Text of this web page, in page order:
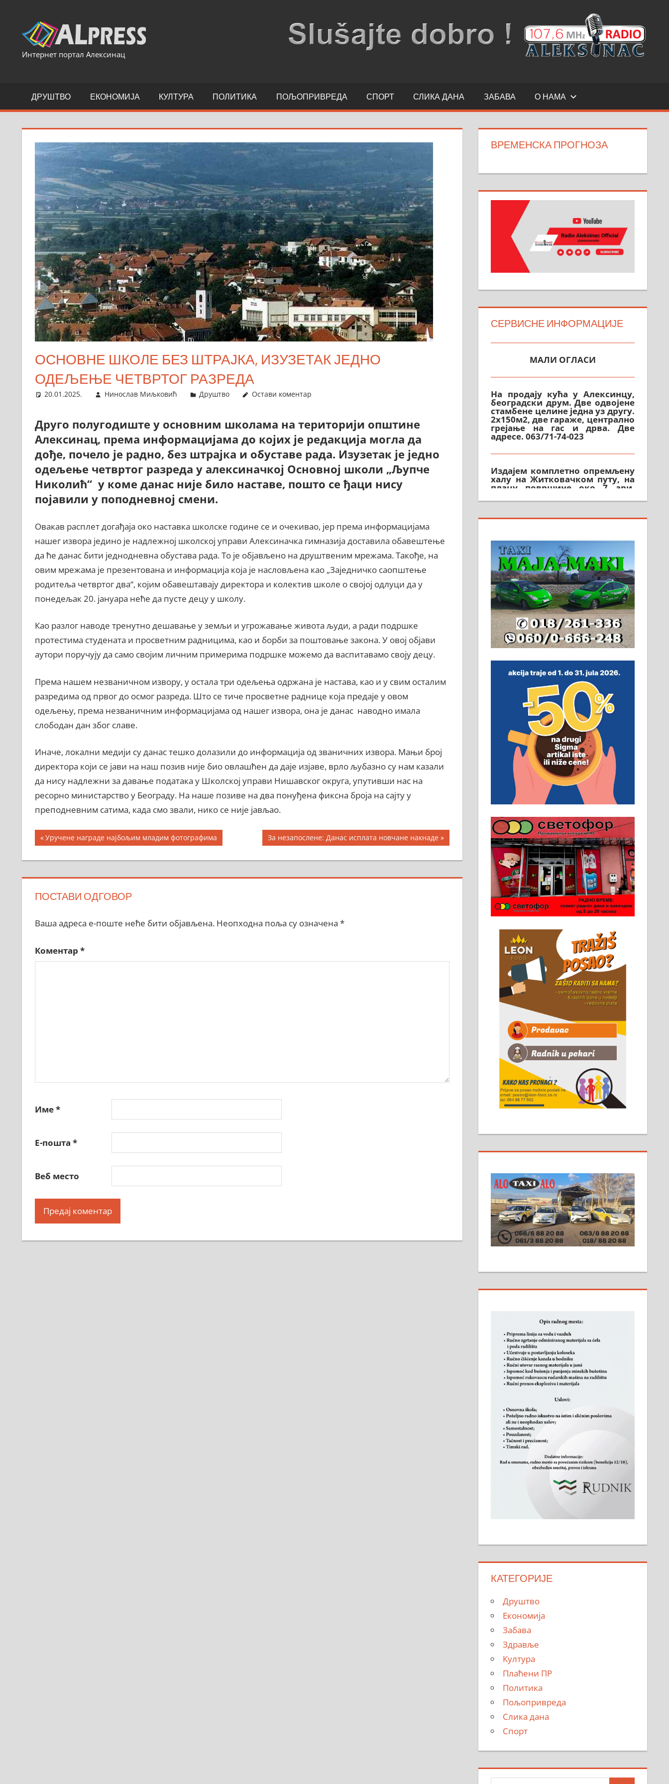
content
Интернет портал Алексинац
ДРУШТВО ЕКОНОМИЈА КУЛТУРА ПОЛИТИКА ПОЉОПРИВРЕДА СПОРТ СЛИКА ДАНА ЗАБАВА О НАМА
ОСНОВНЕ ШКОЛЕ БЕЗ ШТРАЈКА, ИЗУЗЕТАК ЈЕДНО
ОДЕЉЕЊЕ ЧЕТВРТОГ РАЗРЕДА
20.01.2025. Нинослав Миљковић Друштво Остави коментар
Друго полугодиште у основним школама на територији општине
Алексинац, према информацијама до којих је редакција могла да
дође, почело је радно, без штрајка и обуставе рада. Изузетак је једно
одељење четвртог разреда у алексиначкој Основној школи „Љупче
Николић“ у коме данас није било наставе, пошто се ђаци нису
појавили у поподневној смени.
Овакав расплет догађаја око наставка школске године се и очекивао, јер према информацијама
нашег извора једино је надлежној школској управи Алексиначка гимназија доставила обавештење
да ће данас бити једнодневна обустава рада. То је објављено на друштвеним мрежама. Такође, на
овим мрежама је презентована и информација која је насловљена као „Заједничко саопштење
родитеља четвртог два“, којим обавештавају директора и колектив школе о својој одлуци да у
понедељак 20. јануара неће да пусте децу у школу.
Као разлог наводе тренутно дешавање у земљи и угрожавање живота људи, а ради подршке
протестима студената и просветним радницима, као и борби за поштовање закона. У овој објави
аутори поручују да само својим личним примерима подршке можемо да васпитавамо своју децу.
Према нашем незваничном извору, у остала три одељења одржана је настава, као и у свим осталим
разредима од првог до осмог разреда. Што се тиче просветне раднице која предаје у овом
одељењу, према незваничним информацијама од нашег извора, она је данас наводно имала
слободан дан због славе.
Иначе, локални медији су данас тешко долазили до информација од званичних извора. Мањи број
директора који се јави на наш позив није био овлашћен да даје изјаве, врло љубазно су нам казали
да нису надлежни за давање података у Школској управи Нишавског округа, упутивши нас на
ресорно министарство у Београду. На наше позиве на два понуђена фиксна броја на сајту у
преподневним сатима, када смо звали, нико се није јављао.
Кретање
чланка
Previous
Post:
Уручене награде најбољим младим фотографима
Next
Post:
За незапослене: Данас исплата новчане накнаде
ПОСТАВИ ОДГОВОР
Ваша адреса е-поште неће бити објављена. Неопходна поља су означена *
Коментар *
Име*
Е-пошта *
Веб место
ВРЕМЕНСКА ПРОГНОЗА
СЕРВИСНЕ ИНФОРМАЦИЈЕ
београдски друм. Две одвојене
стамбене целине једна уз другу.
2х150м2, две гараже, централно
грејање на гас и дрва. Две
адресе. 063/71-74-023
халу на Житковачком путу, на
плацу површине око 7 ари.
064/321-80-51; 063/102-35-25
На продају легализована, нова,
Зеленом виру у Алексинцу.
Могућа замена. 064/21-63-584
ПОСЛОВНИ ОГЛАСИ
Рудник и флотација Рудник
д.о.о. Рудник запошљава 20
помоћника рудара. Услови:
Основна школа, пожељно
неопходан услов. Обезбеђен
смештај, превоз, исхрана.
032/57-41-122 – локал 22
Пружам услуге завршних
радова у грађевини,
хидроизолације и молерских
радова. 061/25-28-058
Ало таксију потребан возач са Б
категоријом. 064/02-85-511
Потребна два радника за рад на
стоваришту „Липа промет” у
Алексинцу. За више
информација доћи лично на
стовариште у улици Максима
Горког 26 сваког радног дана од
8 до 15 часова. 063/465-045
Чистим све врсте димњака.
КАТЕГОРИЈЕ
Друштво
Економија
Забава
Здравље
Култура
Плаћени ПР
Политика
Пољопривреда
Слика дана
Спорт